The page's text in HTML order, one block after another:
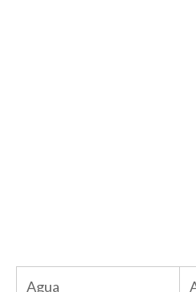
Agua